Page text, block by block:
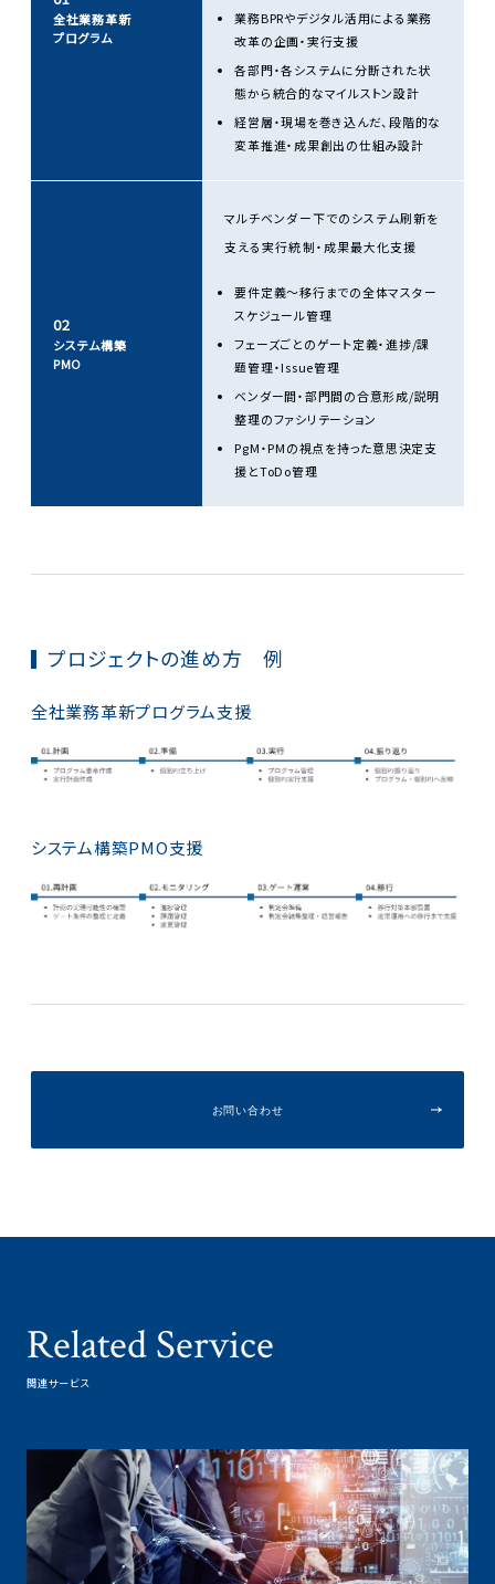
全社業務革新
プログラム
業務BPRやデジタル活用による業務
改革の企画・実行支援
各部門・各システムに分断された状
態から統合的なマイルストン設計
経営層・現場を巻き込んだ、段階的な
変革推進・成果創出の仕組み設計
02
システム構築
PMO
マルチベンダー下でのシステム刷新を
支える実行統制・成果最大化支援
要件定義〜移行までの全体マスター
スケジュール管理
フェーズごとのゲート定義・進捗/課
題管理・Issue管理
ベンダー間・部門間の合意形成/説明
整理のファシリテーション
PgM・PMの視点を持った意思決定支
援とToDo管理
プロジェクトの進め方 例
全社業務革新プログラム支援
システム構築PMO支援
お問い合わせ
Related Service
関連サービス